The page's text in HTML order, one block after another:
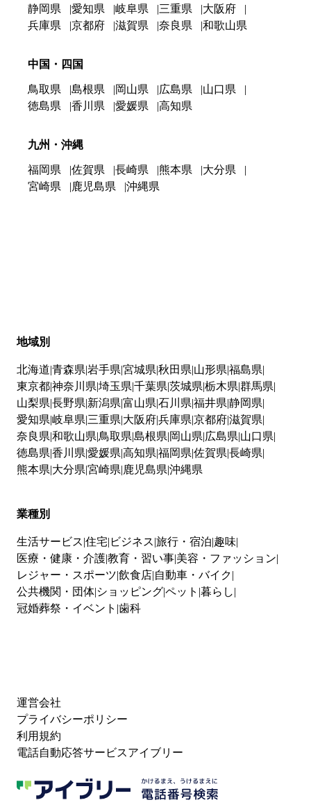
静岡県 愛知県 岐阜県 三重県
大阪府
兵庫県
京都府 滋賀県 奈良県 和歌山県
中国・四国
鳥取県 島根県 岡山県 広島県
山口県
徳島県
香川県 愛媛県 高知県
九州・沖縄
福岡県 佐賀県 長崎県 熊本県
大分県
宮崎県
鹿児島県 沖縄県
地域別
北海道 青森県 岩手県 宮城県 秋田県 山形県 福島県
東京都神奈川県 埼玉県 千葉県 茨城県 栃木県 群馬県
山梨県 長野県 新潟県 富山県 石川県 福井県 静岡県
愛知県 岐阜県 三重県 大阪府兵庫県 京都府滋賀県
奈良県 和歌山県 鳥取県 島根県 岡山県 広島県 山口県
徳島県 香川県 愛媛県 高知県 福岡県 佐賀県 長崎県
熊本県 大分県 宮崎県 鹿児島県 沖縄県
業種別
生活サービス 住宅 ビジネス 旅行・宿泊 趣味
医療・健康・介護教育・習い事 美容・ファッション
レジャー・スポーツ 飲食店 自動車・バイク
公共機関・団体 ショッピングペット 暮らし
冠婚葬祭・イベント 歯科
運営会社
プライバシーポリシー
利用規約
電話自動応答サービスアイブリー